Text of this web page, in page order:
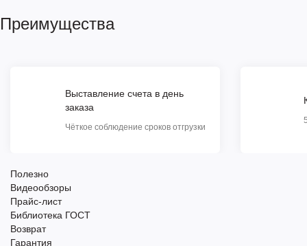
Преимущества
Выставление счета в день
заказа
Чёткое соблюдение сроков отгрузки
Полезно
Видеообзоры
Прайс-лист
Библиотека ГОСТ
Возврат
Гарантия